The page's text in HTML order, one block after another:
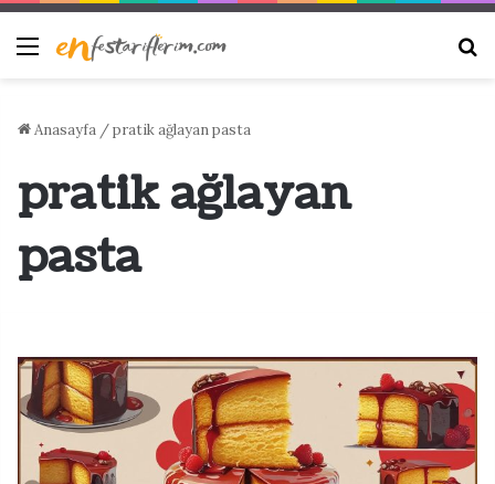
Menü
Anasayfa /pratik ağlayan pasta
pratik ağlayan
pasta